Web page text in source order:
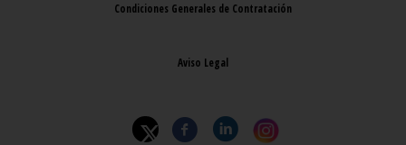
Condiciones Generales de Contratación
Aviso Legal